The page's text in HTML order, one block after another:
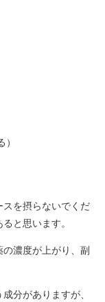
を摂らないでくだ
と思います。
濃度が上がり、副
分がありますが、